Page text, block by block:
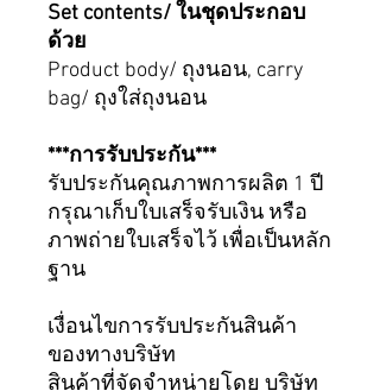
Set contents/ ในชุดประกอบ
ด้วย
Product body/ ถุงนอน, carry
bag/ ถุงใส่ถุงนอน
***การรับประกัน***
รับประกันคุณภาพการผลิต 1 ปี
กรุณาเก็บใบเสร็จรับเงิน หรือ
ภาพถ่ายใบเสร็จไว้ เพื่อเป็นหลัก
ฐาน
เงื่อนไขการรับประกันสินค้า
ของทางบริษัท
สินค้าที่จัดจำหน่ายโดย บริษัท